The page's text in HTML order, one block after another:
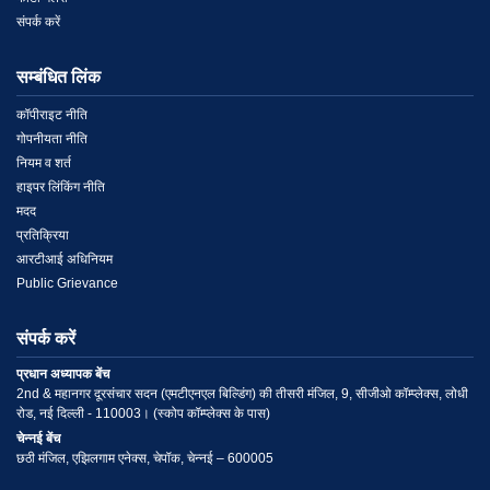
संपर्क करें
सम्बंधित लिंक
Menu
Link
2
कॉपीराइट नीति
गोपनीयता नीति
नियम व शर्त
हाइपर लिंकिंग नीति
मदद
प्रतिक्रिया
आरटीआई अधिनियम
Public Grievance
संपर्क करें
प्रधान अध्यापक बेंच
2nd & महानगर दूरसंचार सदन (एमटीएनएल बिल्डिंग) की तीसरी मंजिल, 9, सीजीओ कॉम्प्लेक्स, लोधी
रोड, नई दिल्ली - 110003। (स्कोप कॉम्प्लेक्स के पास)
चेन्नई बेंच
छठी मंजिल, एझिलगाम एनेक्स, चेपॉक, चेन्नई – 600005